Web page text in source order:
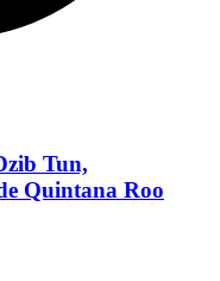
Tun,
Quintana Roo